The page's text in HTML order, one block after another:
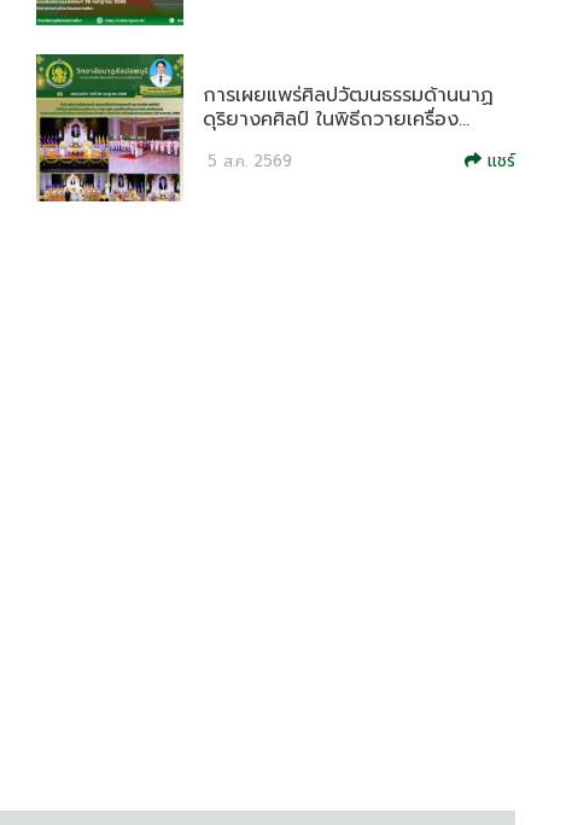
การเผยแพร่ศิลปวัฒนธรรมด้านนาฏ
ดุริยางคศิลป์ ในพิธีถวายเครื่อง...
5 ส.ค. 2569 แชร์